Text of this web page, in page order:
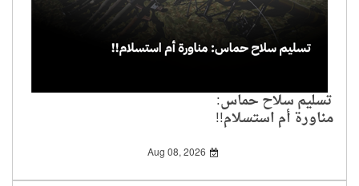
تسليم سلاح حماس:
مناورة أم استسلام!!
Aug 08, 2026